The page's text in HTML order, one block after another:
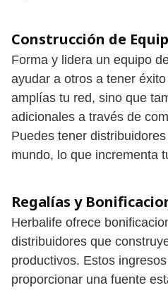
Construcción de
Forma y lidera un equipo
ayudar a otros a tener
amplías tu red, sino que
adicionales a través de
Puedes tener
mundo, lo que incrementa
Regalías y
Herbalife ofrece
distribuidores que
productivos. Estos
proporcionar una fuente